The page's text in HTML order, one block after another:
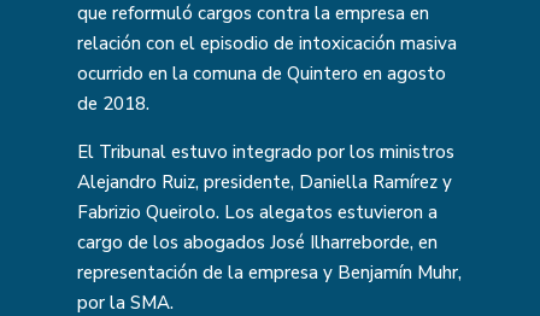
que reformuló cargos contra la empresa en
relación con el episodio de intoxicación masiva
ocurrido en la comuna de Quintero en agosto
de 2018.
El Tribunal estuvo integrado por los ministros
Alejandro Ruiz, presidente, Daniella Ramírez y
Fabrizio Queirolo. Los alegatos estuvieron a
cargo de los abogados José Ilharreborde, en
representación de la empresa y Benjamín Muhr,
por la SMA.